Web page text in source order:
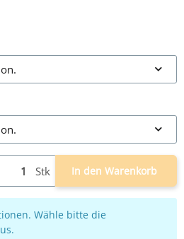
Stk In den Warenkorb
Wähle bitte die